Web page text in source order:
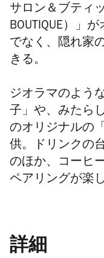
サロン＆ブティ
BOUTIQUE）」
でなく、隠れ家
きる。
ジオラマのよう
子」や、みたら
のオリジナルの
供。ドリンクの
のほか、コーヒ
ペアリングが楽
詳細